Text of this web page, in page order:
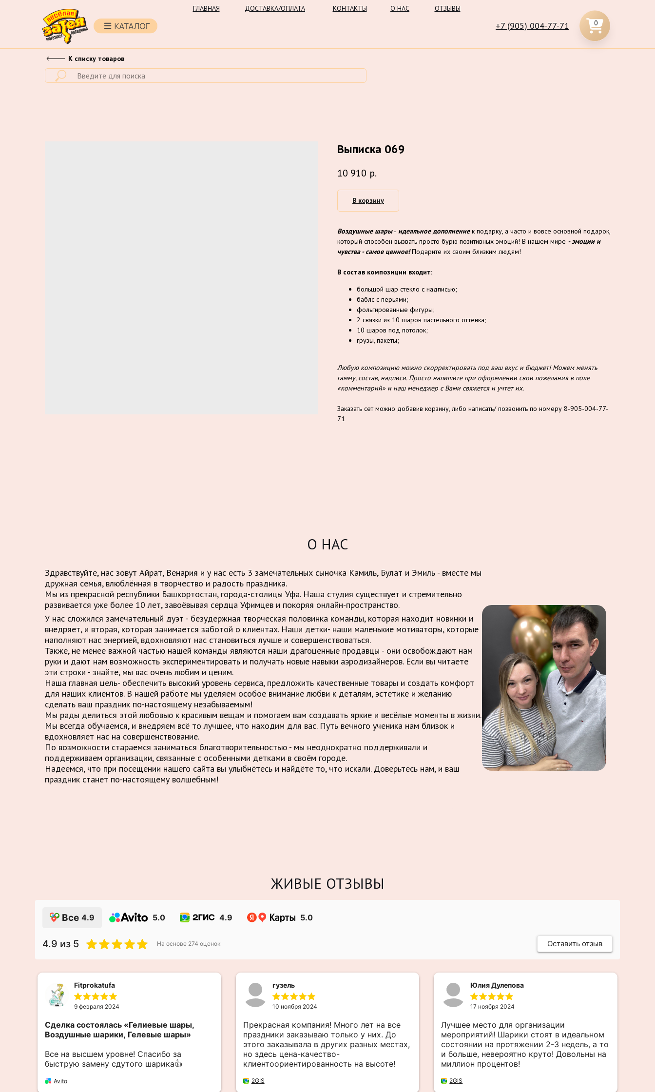
0
ДОСТАВКА/ОПЛАТА
ГЛАВНАЯ КОНТАКТЫ О НАС ОТЗЫВЫ
+7 (905) 004-77-71
К списку товаров
Выписка 069
10 910 р.
В корзину
Воздушные шары- идеальное дополнениек подарку, а часто и вовсе основной подарок,
который способен вызвать просто бурю позитивных эмоций! В нашем мире - эмоции и
чувства - самое ценное!Подарите их своим близким людям!
В состав композиции входит:
большой шар стекло с надписью;
баблс с перьями;
фольгированные фигуры;
2 связки из 10 шаров пастельного оттенка;
10 шаров под потолок;
грузы, пакеты;
Любую композицию можно скорректировать под ваш вкус и бюджет! Можем менять
гамму, состав, надписи. Просто напишите при оформлении свои пожелания в поле
«комментарий» и наш менеджер с Вами свяжется и учтет их.
Заказать сет можно добавив корзину, либо написать/ позвонить по номеру 8-905-004-77-
71
О НАС
Здравствуйте, нас зовут Айрат, Венария и у нас есть 3 замечательных сыночка Камиль, Булат и Эмиль - вместе мы
дружная семья, влюблённая в творчество и радость праздника.
Мы из прекрасной республики Башкортостан, города-столицы Уфа. Наша студия существует и стремительно
развивается уже более 10 лет, завоёвывая сердца Уфимцев и покоряя онлайн-пространство.
У нас сложился замечательный дуэт - безудержная творческая половинка команды, которая находит новинки и
внедряет, и вторая, которая занимается заботой о клиентах. Наши детки- наши маленькие мотиваторы, которые
наполняют нас энергией, вдохновляют нас становиться лучше и совершенствоваться.
Также, не менее важной частью нашей команды являются наши драгоценные продавцы - они освобождают нам
руки и дают нам возможность экспериментировать и получать новые навыки аэродизайнеров. Если вы читаете
эти строки - знайте, мы вас очень любим и ценим.
Наша главная цель- обеспечить высокий уровень сервиса, предложить качественные товары и создать комфорт
для наших клиентов. В нашей работе мы уделяем особое внимание любви к деталям, эстетике и желанию
сделать ваш праздник по-настоящему незабываемым!
Мы рады делиться этой любовью к красивым вещам и помогаем вам создавать яркие и весёлые моменты в жизни.
Мы всегда обучаемся, и внедряем всё то лучшее, что находим для вас. Путь вечного ученика нам близок и
вдохновляет нас на совершенствование.
По возможности стараемся заниматься благотворительностью - мы неоднократно поддерживали и
поддерживаем организации, связанные с особенными детками в своём городе.
Надеемся, что при посещении нашего сайта вы улыбнётесь и найдёте то, что искали. Доверьтесь нам, и ваш
праздник станет по-настоящему волшебным!
ЖИВЫЕ ОТЗЫВЫ
Все 4.9 5.0 4.9 5.0
4.9 из 5 На основе 274 оценок Оставить отзыв
Fitprokatufa
9 февраля 2024
Сделка состоялась «Гелиевые шары,
Воздушные шарики, Гелевые шары»
Все на высшем уровне! Спасибо за
быструю замену сдутого шарика👍
Avito
гузель
10 ноября 2024
Прекрасная компания! Много лет на все
праздники заказываю только у них. До
этого заказывала в других разных местах,
но здесь цена-качество-
клиентоориентированность на высоте!
2GIS
Юлия Дулепова
17 ноября 2024
Лучшее место для организации
мероприятий! Шарики стоят в идеальном
состоянии на протяжении 2-3 недель, а то
и больше, невероятно круто! Довольны на
миллион процентов!
2GIS